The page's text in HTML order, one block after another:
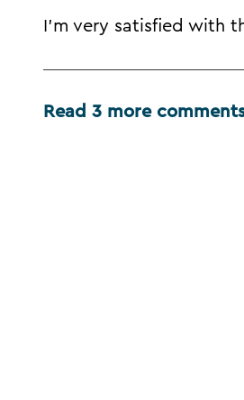
I'm very satisfied with
Read 3 more